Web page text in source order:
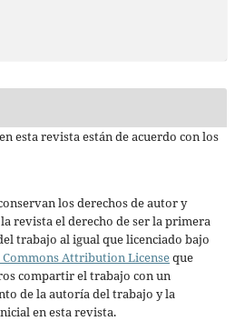
esta revista están de acuerdo con los
los derechos de autor y
revista el derecho de ser la primera
trabajo al igual que licenciado bajo
Commons Attribution Licenseque
compartir el trabajo con un
de la autoría del trabajo y la
en esta revista.